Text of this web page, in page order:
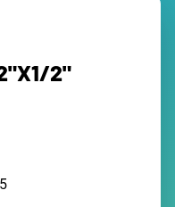
2"